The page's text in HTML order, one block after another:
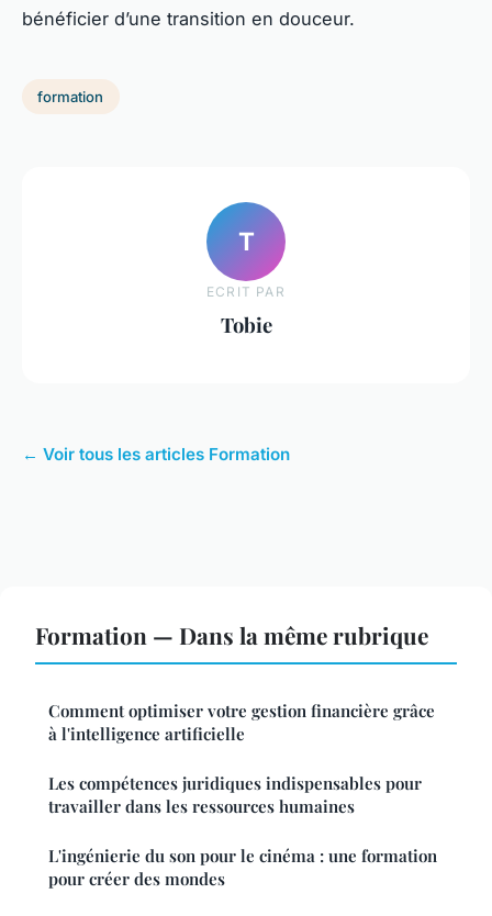
bénéficier d’une transition en douceur.
formation
T
ECRIT PAR
Tobie
← Voir tous les articles Formation
Formation — Dans la même rubrique
Comment optimiser votre gestion financière grâce
à l'intelligence artificielle
Les compétences juridiques indispensables pour
travailler dans les ressources humaines
L'ingénierie du son pour le cinéma : une formation
pour créer des mondes